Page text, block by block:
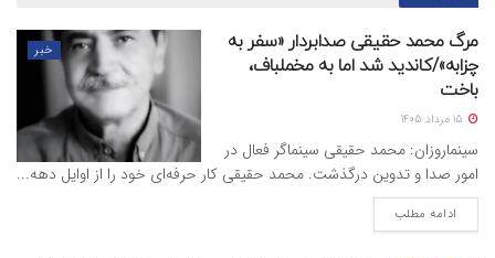
خبر
مرگ محمد حقیقی صدابردار «سفر به
چزابه»/کاندید شد اما به مخملباف،
باخت
سینماروزان: محمد حقیقی سینماگر فعال در
امور صدا و تدوین درگذشت. محمد حقیقی کار حرفه‌ای خود را از اوایل دهه...
ادامه مطلب